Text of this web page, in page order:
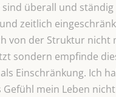
überall und ständig
zeitlich
von der Struktur nicht
sondern empfinde
Einschränkung. Ich
Gefühl mein Leben